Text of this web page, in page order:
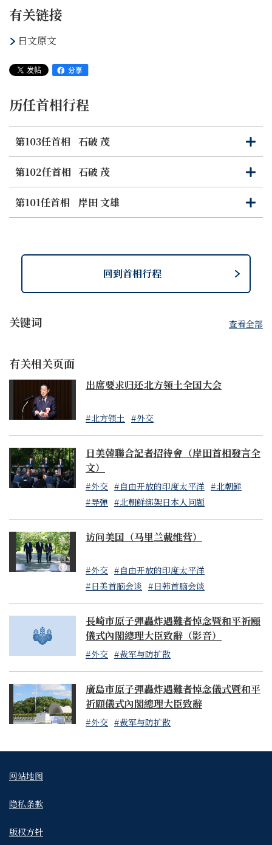
有关链接
日文原文
历任首相行程
第103任首相 石破 茂
打
开
关
闭
第102任首相 石破 茂
打
开
关
闭
第101任首相
岸田 文雄
打
开
关
闭
关键词 查看全部
有关相关页面
出席要求归还北方领土全国大会
#北方领土 #外交
日美韓聯合記者招待會（岸田首相發言全
文）
#外交 #自由开放的印度太平洋 #北朝鲜
#导弹 #北朝鲜绑架日本人问题
访问美国（马里兰戴维营）
#外交 #自由开放的印度太平洋
#日美首脑会谈 #日韩首脑会谈
長崎市原子彈轟炸遇難者悼念暨和平祈願
儀式內閣總理大臣致辭（影音）
#外交 #裁军与防扩散
廣島市原子彈轟炸遇難者悼念儀式暨和平
祈願儀式內閣總理大臣致辭
#外交 #裁军与防扩散
回到首相行程
网站地图
隐私条款
版权方针